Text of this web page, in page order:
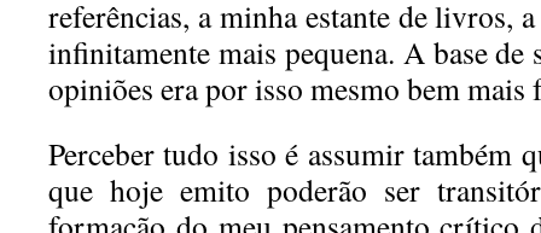
referências, a minha estante de livros,
infinitamente mais pequena. A base de
opiniões era por isso mesmo bem mais
Perceber tudo isso é assumir também
que hoje emito poderão ser